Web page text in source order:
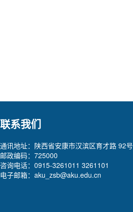
联系我们
通讯地址：陕西省安康市汉滨区育才路 92号
邮政编码：725000
咨询电话：0915-3261011 3261101
电子邮箱：aku_zsb@aku.edu.cn